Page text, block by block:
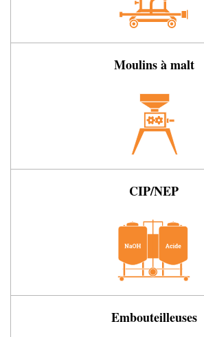
Moulins à malt
CIP/NEP
Embouteilleuses